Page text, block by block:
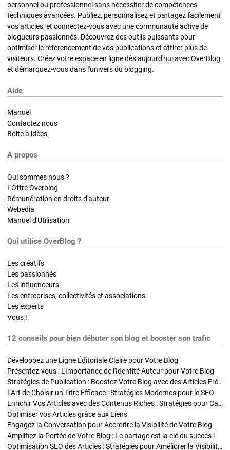
personnel ou professionnel sans nécessiter de compétences
techniques avancées. Publiez, personnalisez et partagez facilement
vos articles, et connectez-vous avec une communauté active de
blogueurs passionnés. Découvrez des outils puissants pour
optimiser le référencement de vos publications et attirer plus de
visiteurs. Créez votre espace en ligne dès aujourd'hui avec OverBlog
et démarquez-vous dans l'univers du blogging.
Aide
Manuel
Contactez nous
Boite à idées
A propos
Qui sommes nous ?
L'Offre Overblog
Rémunération en droits d'auteur
Webedia
Manuel d'Utilisation
Qui utilise OverBlog ?
Les créatifs
Les passionnés
Les influenceurs
Les entreprises, collectivités et associations
Les experts
Vous !
12 conseils pour bien débuter son blog et booster son trafic
Développez une Ligne Éditoriale Claire pour Votre Blog
Présentez-vous : L'Importance de l'Identité Auteur pour Votre Blog
Stratégies de Publication : Boostez Votre Blog avec des Articles Fréquents et Exclusifs
L'Art de Choisir un Titre Efficace : Stratégies Modernes pour le SEO
Enrichir Vos Articles avec des Contenus Riches : Stratégies pour Captiver et Optimiser
Optimiser vos Articles grâce aux Liens
Engagez la Conversation pour Accroître la Visibilité de Votre Blog
Amplifiez la Portée de Votre Blog : Le partage est la clé du succès !
Optimisation SEO des Articles : Stratégies pour Améliorer la Visibilité de Votre Blog